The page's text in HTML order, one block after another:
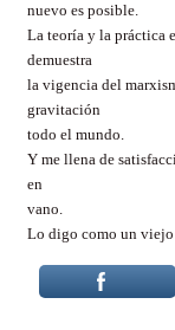
nuevo es posible.
La teoría y la práctica
demuestra
la vigencia del
gravitación
todo el mundo.
Y me llena de
en
vano.
Lo digo como un